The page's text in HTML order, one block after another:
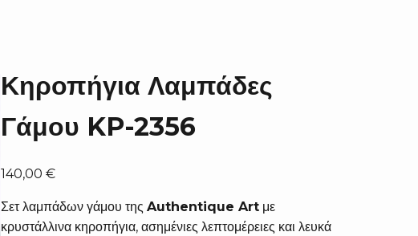
Κηροπήγια Λαμπάδες
Γάμου KP-2356
140,00€
Σετ λαμπάδων γάμου τηςAuthentique Art με
κρυστάλλινα κηροπήγια, ασημένιες λεπτομέρειες και λευκά